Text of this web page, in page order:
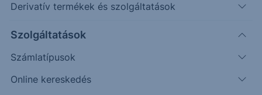
Derivatív termékek és szolgáltatások
Szolgáltatások
Számlatípusok
Online kereskedés
222.50